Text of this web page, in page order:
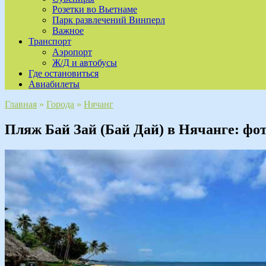
Розетки во Вьетнаме
Парк развлечений Винперл
Важное
Транспорт
Аэропорт
Ж/Д и автобусы
Где остановиться
Авиабилеты
Главная » Города » Нячанг
Пляж Бай Зай (Бай Дай) в Нячанге: